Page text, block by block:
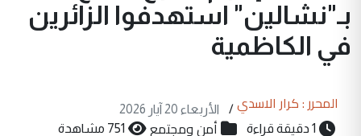
بـ"نشالين" استهدفوا الزائرين
في الكاظمية
المحرر : كرار الاسدي /
الأربعاء 20 آيار 2026
1 دقيقة قراءة
أمن ومجتمع 751 مشاهدة